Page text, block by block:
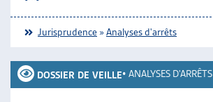
Jurisprudence »Analyses d'arrêts
DOSSIER DE VEILLE• ANALYSES D'ARRÊTS